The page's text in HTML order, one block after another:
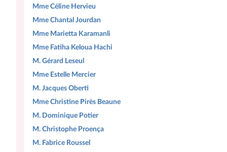
Mme Céline Hervieu
Mme Chantal Jourdan
Mme Marietta Karamanli
Mme Fatiha Keloua Hachi
M. Gérard Leseul
Mme Estelle Mercier
M. Jacques Oberti
Mme Christine Pirès Beaune
M. Dominique Potier
M. Christophe Proença
M. Fabrice Roussel